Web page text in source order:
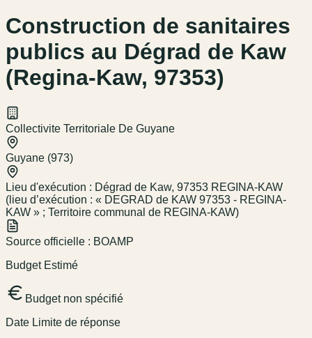
Construction de sanitaires
publics au Dégrad de Kaw
(Regina-Kaw, 97353)
Collectivite Territoriale De Guyane
Guyane (973)
Lieu d'exécution : Dégrad de Kaw, 97353 REGINA-KAW
(lieu d’exécution : « DEGRAD de KAW 97353 - REGINA-
KAW » ; Territoire communal de REGINA-KAW)
Source officielle : BOAMP
Budget Estimé
Budget non spécifié
Date Limite de réponse